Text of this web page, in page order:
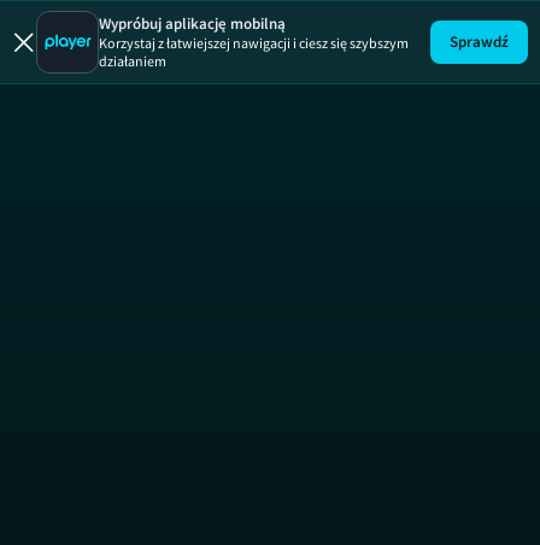
Bimbrownicy
Wypróbuj aplikację mobilną
Korzystaj z łatwiejszej nawigacji i ciesz się szybszym
działaniem
Sprawdź